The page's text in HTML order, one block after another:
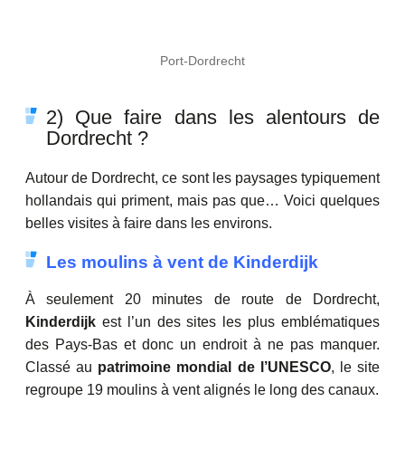
Port-Dordrecht
2) Que faire dans les alentours de
Dordrecht ?
Autour de Dordrecht, ce sont les paysages typiquement
hollandais qui priment, mais pas que… Voici quelques
belles visites à faire dans les environs.
Les moulins à vent de Kinderdijk
À seulement 20 minutes de route de Dordrecht,
Kinderdijk est l’un des sites les plus emblématiques
des Pays-Bas et donc un endroit à ne pas manquer.
Classé au patrimoine mondial de l’UNESCO, le site
regroupe 19 moulins à vent alignés le long des canaux.